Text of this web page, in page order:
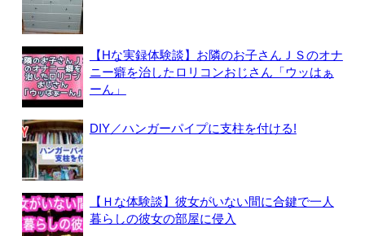
【Hな実録体験談】お隣のお子さんＪＳのオナ
ニー癖を治したロリコンおじさん「ウッはぁ
ーん」
DIY／ハンガーパイプに支柱を付ける!
【Ｈな体験談】彼女がいない間に合鍵で一人
暮らしの彼女の部屋に侵入